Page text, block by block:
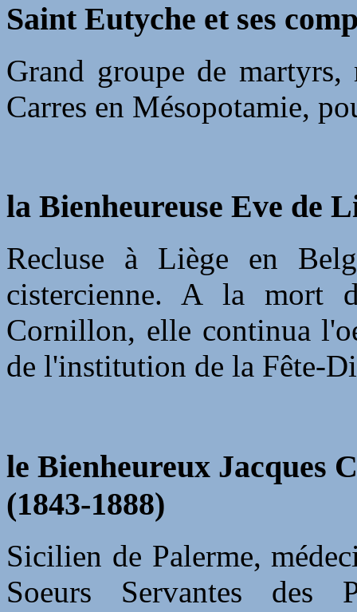
Saint Eutyche et ses
Grand groupe de
Carres en Mésopotamie,
la Bienheureuse Eve de
Recluse à Liège en
cistercienne. A la mort
Cornillon, elle continua
de l'institution de la Fête-
le Bienheureux Jacques
(1843-1888)
Sicilien de Palerme,
Soeurs Servantes des